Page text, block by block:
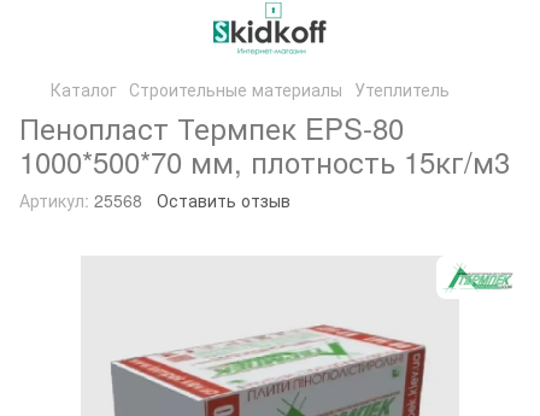
Каталог Строительные материалы Утеплитель
Пенопласт Термпек EPS-80
1000*500*70 мм, плотность 15кг/м3
Артикул: 25568 Оставить отзыв